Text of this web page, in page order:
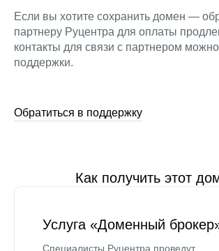
Если вы хотите сохранить домен —
партнеру Руцентра для оплаты
контакты для связи с партнером
поддержки.
Обратиться в поддержку
Как получить этот
Услуга «Доменный
Специалисты Руцентра проведут